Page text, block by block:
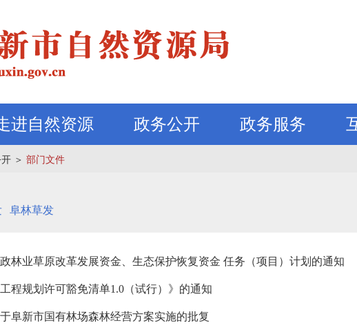
进自然资源 政务公开 政务服务
＞ 部门文件
阜林草发
林业草原改革发展资金、生态保护恢复资金 任务（项目）计划的通知
程规划许可豁免清单1.0（试行）》的通知
阜新市国有林场森林经营方案实施的批复